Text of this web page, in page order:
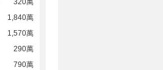
320萬
1,840萬
1,570萬
290萬
790萬